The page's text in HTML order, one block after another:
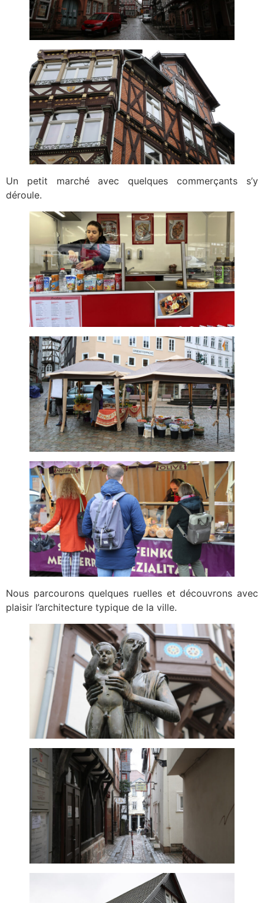
Un petit marché avec quelques commerçants s’y
déroule.
Nous parcourons quelques ruelles et découvrons avec
plaisir l’architecture typique de la ville.